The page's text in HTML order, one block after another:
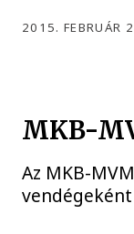
2015. FEBRUÁR
MKB-
Az MKB-